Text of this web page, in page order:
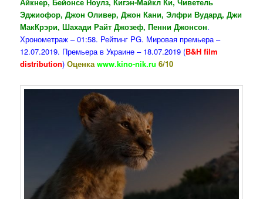
Эджиофор, Джон Оливер, Джон Кани, Элфри Вудард, Джи
МакКрэри, Шахади Райт Джозеф, Пенни Джонсон.
Хронометраж – 01:58. Рейтинг PG. Мировая премьера –
12.07.2019. Премьера в Украине – 18.07.2019 (B&H film
distribution)Оценкаwww.kino-nik.ru 6/10